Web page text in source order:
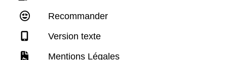
Recommander
Version texte
Mentions Légales